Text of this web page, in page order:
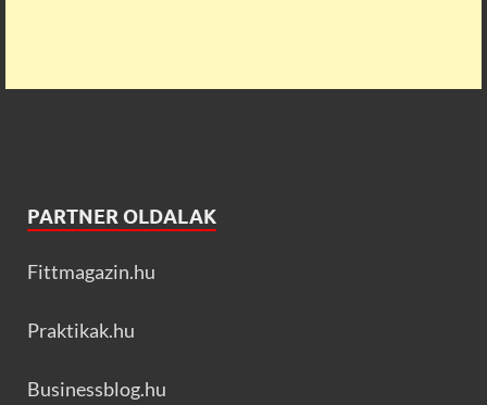
PARTNER OLDALAK
Fittmagazin.hu
Praktikak.hu
Businessblog.hu